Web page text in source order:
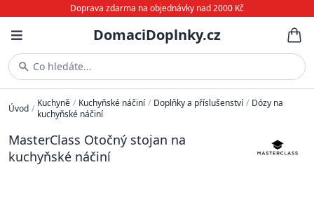
Doprava zdarma na objednávky nad 2000 Kč
DomaciDoplnky.cz
Co hledáte...
Úvod / Kuchyně / Kuchyňské náčiní / Doplňky a příslušenství / Dózy na
kuchyňské náčiní
MasterClass Otočný stojan na
kuchyňské náčiní